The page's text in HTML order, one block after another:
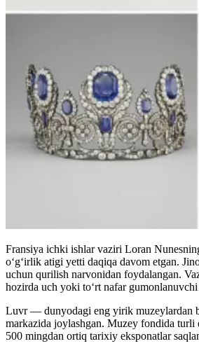
Fransiya ichki ishlar vaziri Loran
o‘g‘irlik atigi yetti daqiqa davom etgan.
uchun qurilish narvonidan foydalangan.
hozirda uch yoki to‘rt nafar
Luvr — dunyodagi eng yirik muzeylardan
markazida joylashgan. Muzey fondida turli
500 mingdan ortiq tarixiy eksponatlar